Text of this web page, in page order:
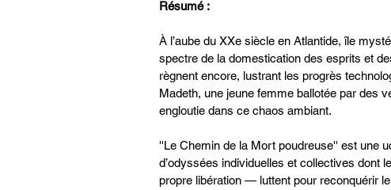
Résumé :
À l’aube du XXe siècle en Atlantide, île
spectre de la domestication des esprits et
règnent encore, lustrant les progrès
Madeth, une jeune femme ballotée par des
engloutie dans ce chaos ambiant.
''Le Chemin de la Mort poudreuse'' est une
d’odyssées individuelles et collectives
propre libération — luttent pour reconquérir